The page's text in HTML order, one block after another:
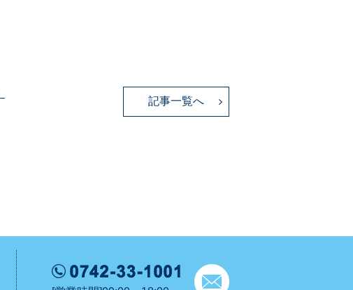
記事一覧へ